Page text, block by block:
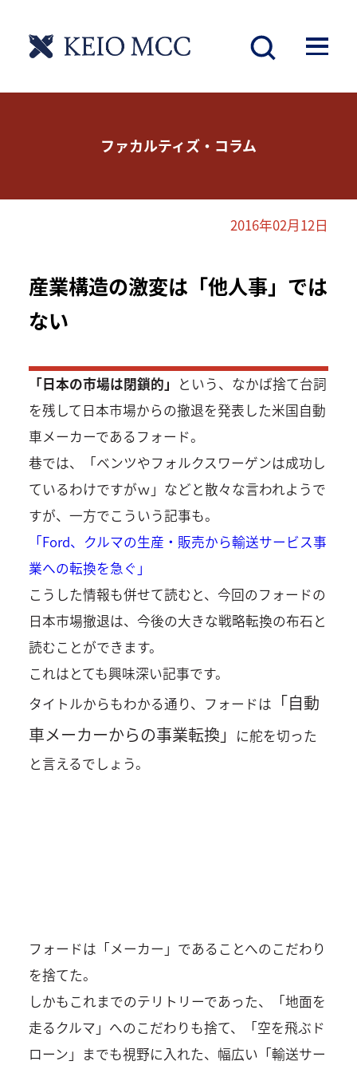
ファカルティズ・コラム
2016年02月12日
産業構造の激変は「他人事」では
ない
「日本の市場は閉鎖的」 という、なかば捨て台詞
を残して日本市場からの撤退を発表した米国自動
車メーカーであるフォード。
巷では、「ベンツやフォルクスワーゲンは成功し
ているわけですがｗ」などと散々な言われようで
すが、一方でこういう記事も。
「Ford、クルマの生産・販売から輸送サービス事
業への転換を急ぐ」
こうした情報も併せて読むと、今回のフォードの
日本市場撤退は、今後の大きな戦略転換の布石と
読むことができます。
これはとても興味深い記事です。
タイトルからもわかる通り、フォードは 「自動
車メーカーからの事業転換」
に舵を切った
と言えるでしょう。
フォードは「メーカー」であることへのこだわり
を捨てた。
しかもこれまでのテリトリーであった、「地面を
走るクルマ」へのこだわりも捨て、「空を飛ぶド
ローン」までも視野に入れた、幅広い「輸送サー